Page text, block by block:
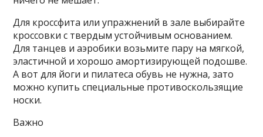
Для кроссфита или упражнений в зале выбирайте
кроссовки с твердым устойчивым основанием.
Для танцев и аэробики возьмите пару на мягкой,
эластичной и хорошо амортизирующей подошве.
А вот для йоги и пилатеса обувь не нужна, зато
можно купить специальные противоскользящие
носки.
Важно